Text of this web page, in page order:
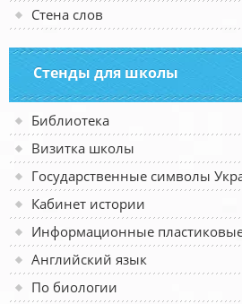
Стена слов
Стенды для школы
Библиотека
Визитка школы
Государственные символы
Кабинет истории
Информационные
Английский язык
По биологии